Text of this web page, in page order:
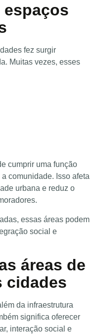
espaços
fez surgir
Muitas vezes, esses
cumprir uma função
comunidade. Isso afeta
urbana e reduz o
essas áreas podem
social e
áreas de
cidades
da infraestrutura
significa oferecer
interação social e